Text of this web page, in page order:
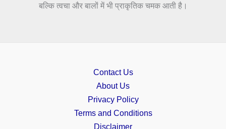
बल्कि त्वचा और बालों में भी प्राकृतिक चमक आती है।
Contact Us
About Us
Privacy Policy
Terms and Conditions
Disclaimer